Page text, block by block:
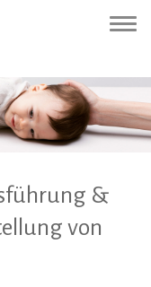
&
von